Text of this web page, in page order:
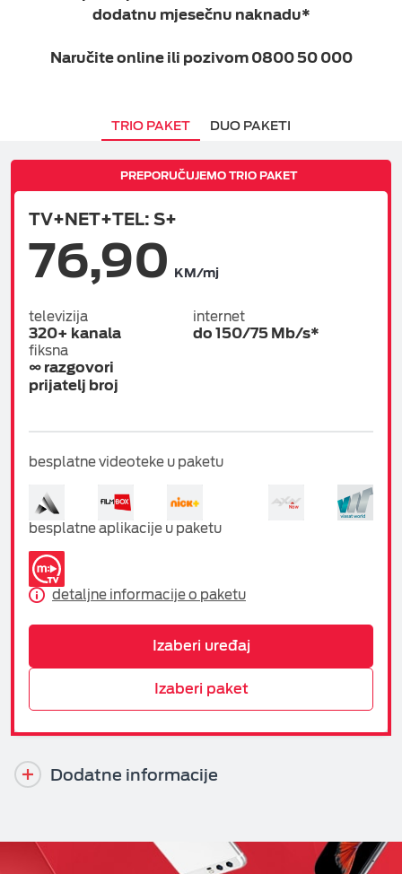
dodatnu mjesečnu naknadu*
Naručite online ili pozivom 0800 50 000
TRIO PAKET DUO PAKETI
PREPORUČUJEMO TRIO PAKET
TV+NET+TEL: S+
76,90 KM/mj
televizija
320+ kanala
internet
do 150/75 Mb/s*
fiksna
∞ razgovori
prijatelj broj
besplatne videoteke u paketu
besplatne aplikacije u paketu
detaljne informacije o paketu
Izaberi uređaj
Izaberi paket
Dodatne informacije